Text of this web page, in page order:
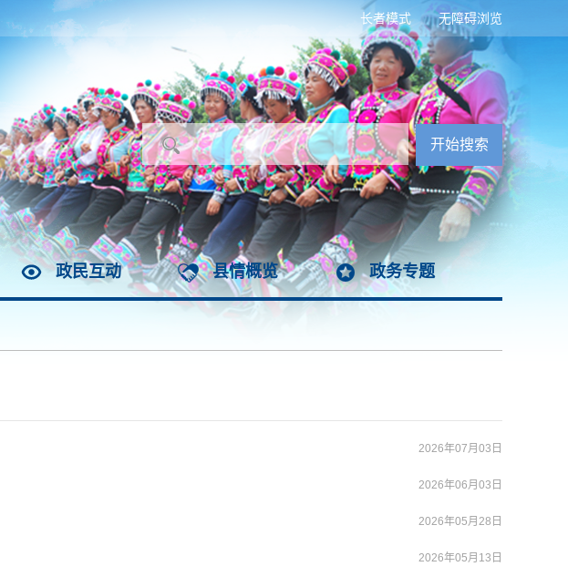
无障碍浏览
长者模式
政民互动 县情概览 政务专题
2026年07月03日
2026年06月03日
2026年05月28日
2026年05月13日